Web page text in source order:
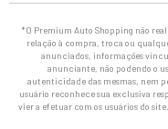
*O Premium Auto Shopping não
relação à compra, troca ou
anunciados, informações
anunciante, não podendo o
autenticidade das mesmas, nem
usuário reconhece sua exclusiva
vier a efetuar com os usuários do